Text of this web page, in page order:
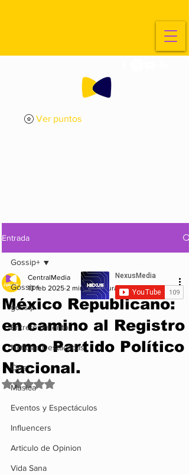
Ver puntos
Entrada
Gossip+
gossip
Entretenimiento
Noticias Destacadas
Cine
Musica
Eventos y Espectáculos
Influencers
Articulo de Opinion
Vida Sana
Gossip+
México Republicano:
en camino al Registro
como Partido Político
Nacional.
CentralMedia
13 feb 2025 2 min de lectura
Obtuvo NaN de 5 estrellas.